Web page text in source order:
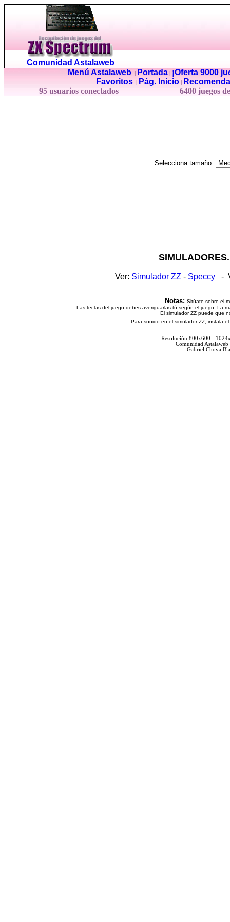
Comunidad Astalaweb
Menú Astalaweb| Portada|
¡Oferta 9000
Favoritos
Pág. Inicio
95 usuarios conectados
6400 juegos
Selecciona tamaño:
Ver: Simulador ZZ - Speccy -
Notas: Sitúate sobre el
Las teclas del juego debes averiguarlas tú según el juego. La
El simulador ZZ puede que
Para sonido en el simulador ZZ, instala
Resolución 800x600 -
Comunidad
Gabriel Chova